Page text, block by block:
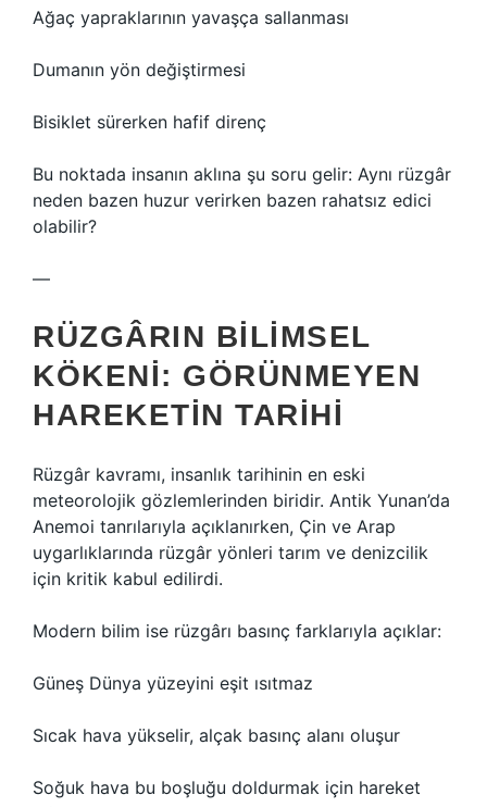
Ağaç yapraklarının yavaşça sallanması
Dumanın yön değiştirmesi
Bisiklet sürerken hafif direnç
Bu noktada insanın aklına şu soru gelir: Aynı rüzgâr
neden bazen huzur verirken bazen rahatsız edici
olabilir?
—
RÜZGÂRIN BILIMSEL
KÖKENI: GÖRÜNMEYEN
HAREKETIN TARIHI
Rüzgâr kavramı, insanlık tarihinin en eski
meteorolojik gözlemlerinden biridir. Antik Yunan’da
Anemoi tanrılarıyla açıklanırken, Çin ve Arap
uygarlıklarında rüzgâr yönleri tarım ve denizcilik
için kritik kabul edilirdi.
Modern bilim ise rüzgârı basınç farklarıyla açıklar:
Güneş Dünya yüzeyini eşit ısıtmaz
Sıcak hava yükselir, alçak basınç alanı oluşur
Soğuk hava bu boşluğu doldurmak için hareket